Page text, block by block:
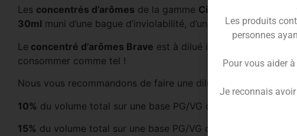
Les concentrés d’arômes de la gamme Cirkus Wanted sont
30ml muni d’une bague d’inviolabilité, d’un compte-goutte,
Le concentré d’arômes Brave est à dilué impérativement
consommer comme tel !
Nous vous recommandons de faire une dilution à :
10% du volume total sur une base PG/VG de
15% du volume total sur une base PG/VG de
Les produits
personnes
Pour vous aider
Je reconnais